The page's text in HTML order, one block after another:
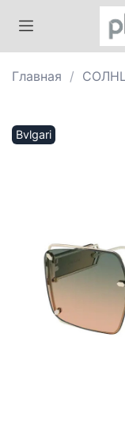
Главная
Bvlgari